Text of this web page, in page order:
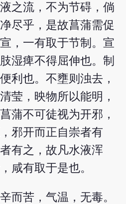
之流，不为节碍，倘
尽乎，是故菖蒲需促
，一有取于节制。宣
湿痺不得屈伸也。制
利也。不壅则浊去，
莹，映物所以能明，
蒲不可徒视为开邪，
邪开而正自崇者有
有之，故凡水液浑
咸有取于是也。
而苦，气温，无毒。